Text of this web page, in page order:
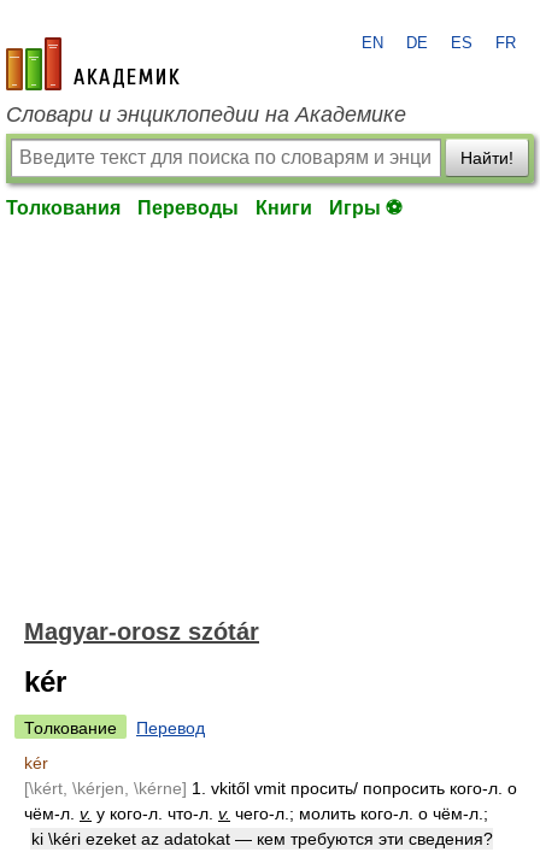
academic.ru
EN DE ES FR
Словари и энциклопедии на Академике
Найти!
Толкования Переводы Книги Игры ⚽
Magyar-orosz szótár
kér
Толкование
Перевод
kér
[\kért, \kérjen, \kérne] 1. vkitől vmit просить/ попросить кого-л. о
чём-л. v. у кого-л. что-л. v. чего-л.; молить кого-л. о чём-л.;
ki \kéri ezeket az adatokat — кем требуются эти сведения?